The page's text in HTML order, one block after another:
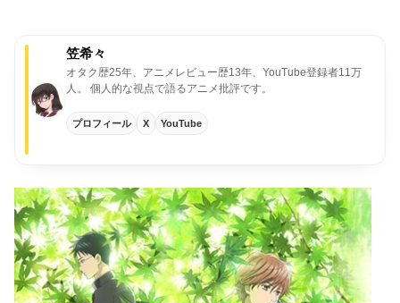
笠希々
オタク歴25年、アニメレビュー歴13年、YouTube登録者11万
人。
個人的な視点で語るアニメ批評です。
プロフィール X YouTube